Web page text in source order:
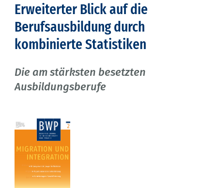
Erweiterter Blick auf die
Berufsausbildung durch
kombinierte Statistiken
Die am stärksten besetzten
Ausbildungsberufe